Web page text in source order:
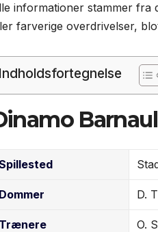
informationer stammer fra
farverige overdrivelser,
Indholdsfortegnelse
Dommer D.
Trænere O.